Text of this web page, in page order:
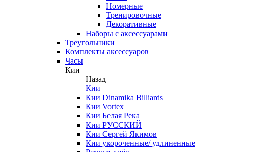
Номерные
Тренировочные
Декоративные
Наборы с аксессуарами
Треугольники
Комплекты аксессуаров
Часы
Кии
Назад
Кии
Кии Dinamika Billiards
Кии Vortex
Кии Белая Река
Кии РУССКИЙ
Кии Сергей Якимов
Кии укороченные/ удлиненные